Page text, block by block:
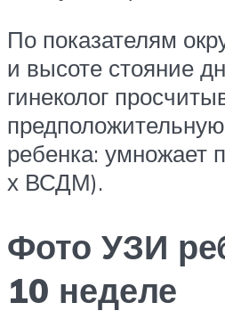
По показателям
и высоте стояние
гинеколог
ребенка: умножает
х ВСДМ).
Фото УЗИ
10 неделе